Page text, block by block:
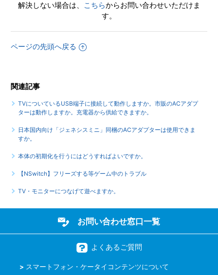
解決しない場合は、 こちらからお問い合わせいただけま
す。
ページの先頭へ戻る
関連記事
TVについているUSB端子に接続して動作しますか。市販のACアダプ
ターは動作しますか。充電器から供給できますか。
日本国内向け「ジェネシスミニ」同梱のACアダプターは使用できま
すか。
本体の初期化を行うにはどうすればよいですか。
【NSwitch】フリーズする等ゲーム中のトラブル
TV・モニターにつなげて遊べますか。
お問い合わせ窓口一覧
よくあるご質問
スマートフォン・ケータイコンテンツについて